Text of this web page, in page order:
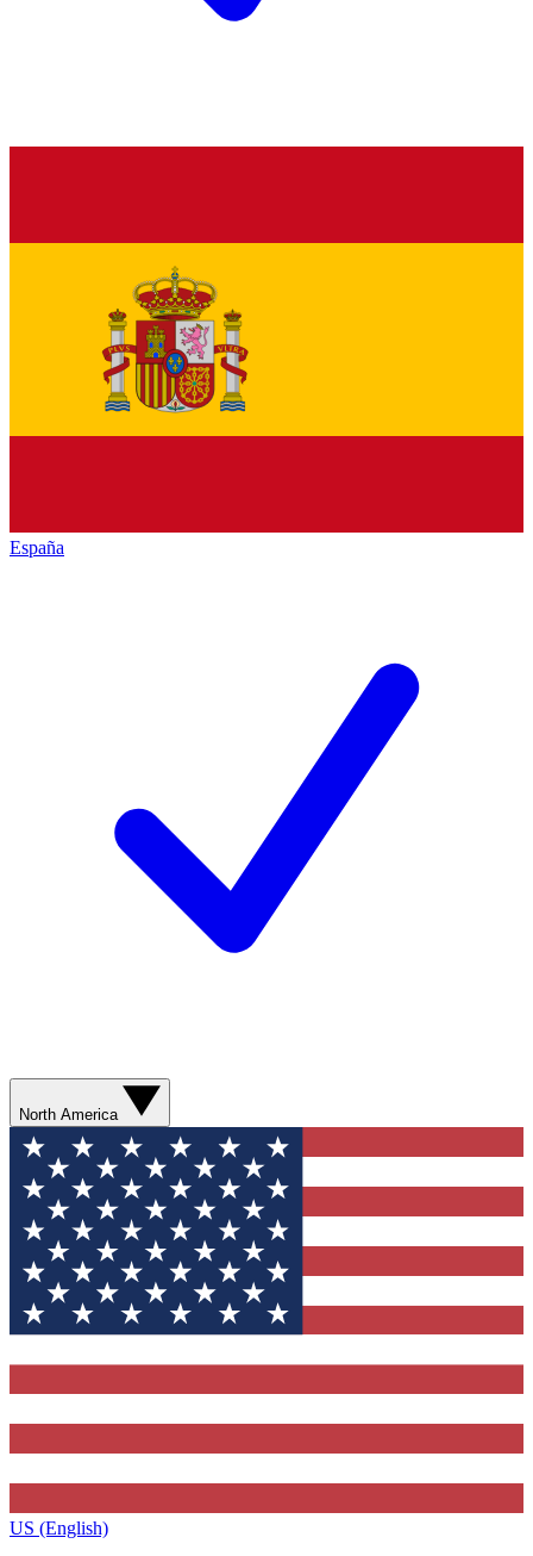
España
North America
US (English)